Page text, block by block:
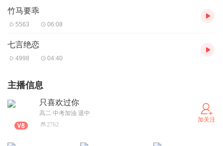
竹马要乖
5563 06:08
七言绝恋
4998 04:40
主播信息
只喜欢过你
高二 中考加油 退中
2762
加关注